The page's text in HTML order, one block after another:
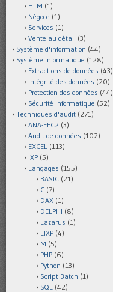
HLM (1)
Négoce (1)
Services (1)
Vente au détail (3)
Système d'information (44)
Système informatique (128)
Extractions de données (43)
Intégrité des données (20)
Protection des données (44)
Sécurité informatique (52)
Techniques d'audit (271)
ANA-FEC2 (3)
Audit de données (102)
EXCEL (113)
IXP (5)
Langages (155)
BASIC (21)
C (7)
DAX (1)
DELPHI (8)
Lazarus (1)
LIXP (4)
M (5)
PHP (6)
Python (13)
Script Batch (1)
SQL (42)